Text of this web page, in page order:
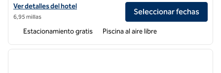
Ver detalles del hotel Hilton Garden Inn Cupertino
Ver detalles del hotel
6,95 millas
Seleccionar fechas
Estacionamiento gratis Piscina al aire libre
1 de 12